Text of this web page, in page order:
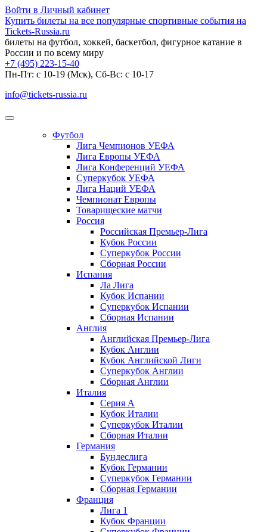
Войти в Личный кабинет
Купить билеты на все популярные спортивные события на
Tickets-Russia.ru
билеты на футбол, хоккей, баскетбол, фигурное катание в
России и по всему миру
+7 (495) 223-15-40
Пн-Пт: c 10-19 (Мск), Сб-Вс: с 10-17
info@tickets-russia.ru
Футбол
Лига Чемпионов УЕФА
Лига Европы УЕФА
Лига Конференций УЕФА
Суперкубок УЕФА
Лига Наций УЕФА
Чемпионат Европы
Товарищеские матчи
Россия
Российская Премьер-Лига
Кубок России
Суперкубок России
Сборная России
Испания
Ла Лига
Кубок Испании
Суперкубок Испании
Сборная Испании
Англия
Английская Премьер-Лига
Кубок Англии
Кубок Английской Лиги
Суперкубок Англии
Сборная Англии
Италия
Серия А
Кубок Италии
Суперкубок Италии
Сборная Италии
Германия
Бундеслига
Кубок Германии
Суперкубок Германии
Сборная Германии
Франция
Лига 1
Кубок Франции